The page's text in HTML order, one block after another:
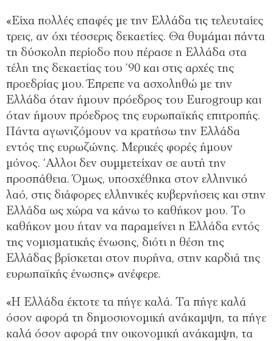
«Είχα πολλές επαφές με την Ελλάδα τις τελευταίες
τρεις, αν όχι τέσσερις δεκαετίες. Θα θυμάμαι πάντα
τη δύσκολη περίοδο που πέρασε η Ελλάδα στα
τέλη της δεκαετίας του ’90 και στις αρχές της
προεδρίας μου. Έπρεπε να ασχοληθώ με την
Ελλάδα όταν ήμουν πρόεδρος του Eurogroup και
όταν ήμουν πρόεδρος της ευρωπαϊκής επιτροπής.
Πάντα αγωνιζόμουν να κρατήσω την Ελλάδα
εντός της ευρωζώνης. Μερικές φορές ήμουν
μόνος. ‘Αλλοι δεν συμμετείχαν σε αυτή την
προσπάθεια. Όμως, υποσχέθηκα στον ελληνικό
λαό, στις διάφορες ελληνικές κυβερνήσεις και στην
Ελλάδα ως χώρα να κάνω το καθήκον μου. Το
καθήκον μου ήταν να παραμείνει η Ελλάδα εντός
της νομισματικής ένωσης, διότι η θέση της
Ελλάδας βρίσκεται στον πυρήνα, στην καρδιά της
ευρωπαϊκής ένωσης» ανέφερε.
«Η Ελλάδα έκτοτε τα πήγε καλά. Τα πήγε καλά
όσον αφορά τη δημοσιονομική ανάκαμψη, τα πήγε
καλά όσον αφορά την οικονομική ανάκαμψη, τα